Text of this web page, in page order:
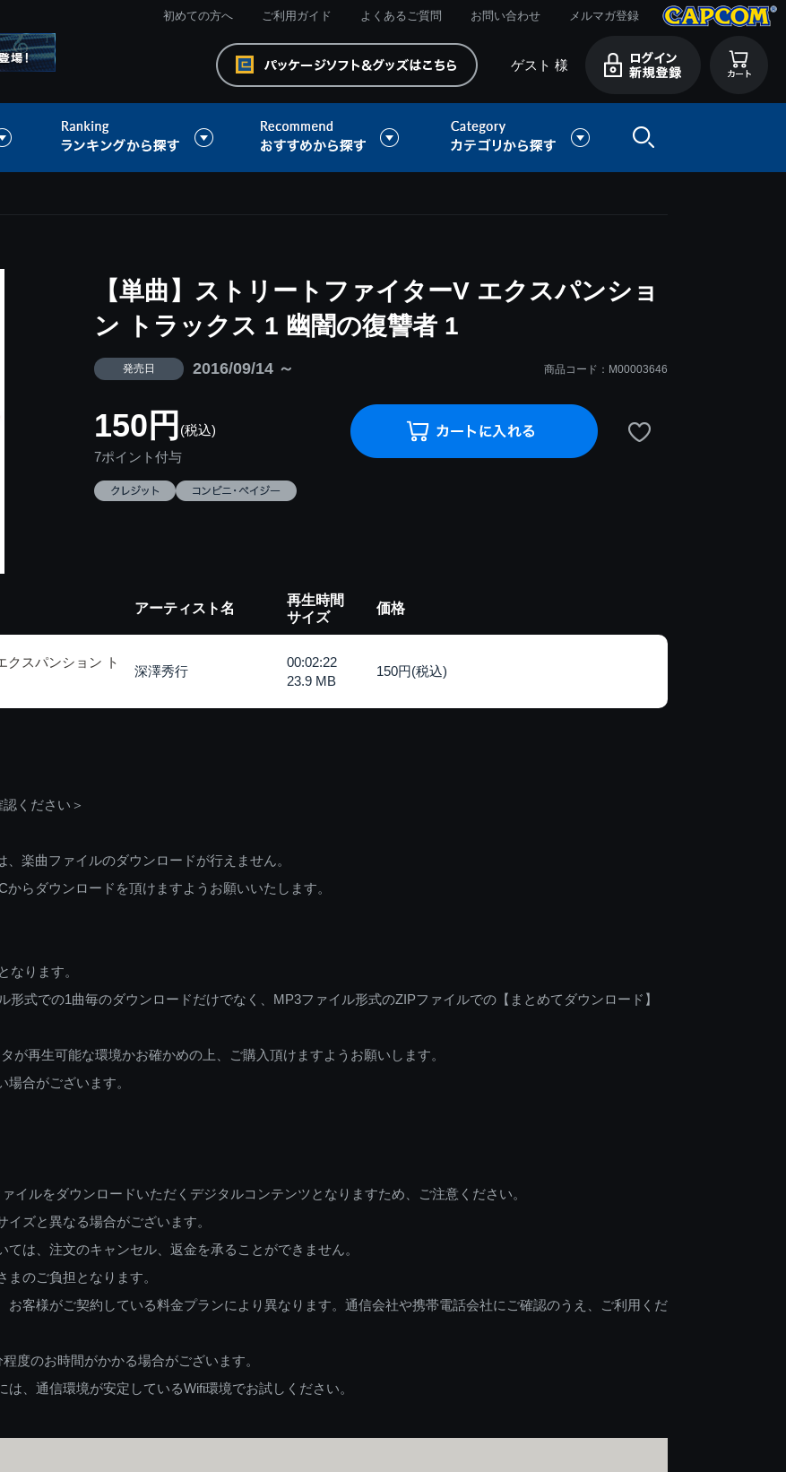
初めての方へ ご利用ガイド よくあるご質問 お問い合わせ メルマガ登録
ゲスト 様
【単曲】ストリートファイターV エクスパンショ
ン トラックス 1 幽闇の復讐者 1
発売日 2016/09/14 ～ 商品コード：M00003646
150円 (税込)
7ポイント付与
アーティスト名
再生時間
サイズ
価格
クスパンション ト
深澤秀行
00:02:22
23.9 MB
150円(税込)
ください＞
楽曲ファイルのダウンロードが行えません。
らダウンロードを頂けますようお願いいたします。
なります。
式での1曲毎のダウンロードだけでなく、MP3ファイル形式のZIPファイルでの【まとめてダウンロード】
再生可能な環境かお確かめの上、ご購入頂けますようお願いします。
合がございます。
イルをダウンロードいただくデジタルコンテンツとなりますため、ご注意ください。
ズと異なる場合がございます。
は、注文のキャンセル、返金を承ることができません。
のご負担となります。
お客様がご契約している料金プランにより異なります。通信会社や携帯電話会社にご確認のうえ、ご利用くだ
度のお時間がかかる場合がございます。
、通信環境が安定しているWifi環境でお試しください。